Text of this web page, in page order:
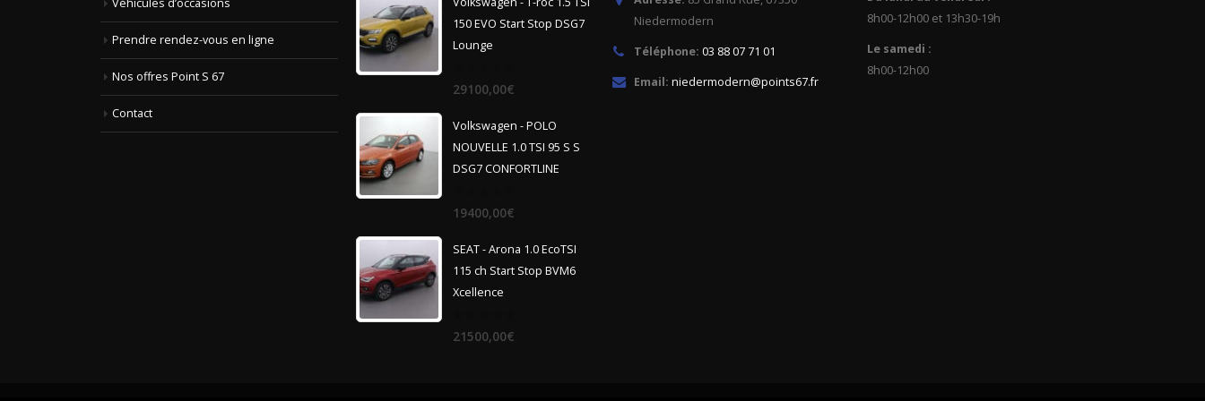
Véhicules d’occasions
Prendre rendez-vous en ligne
Nos offres Point S 67
Contact
150 EVO Start Stop DSG7
Lounge
0
out
29100,00€
Volkswagen - POLO
NOUVELLE 1.0 TSI 95 S S
DSG7 CONFORTLINE
0
out
19400,00€
SEAT - Arona 1.0 EcoTSI
115 ch Start Stop BVM6
Xcellence
0
out
21500,00€
Niedermodern
Téléphone: 03 88 07 71 01
Email: niedermodern@points67.fr
8h00-12h00 et 13h30-19h
Le samedi :
8h00-12h00